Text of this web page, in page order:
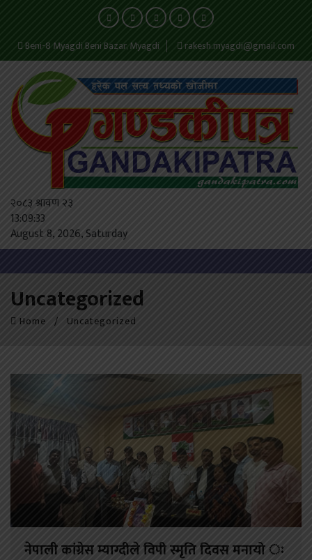
Beni-8 Myagdi Beni Bazar, Myagdi rakesh.myagdi@gmail.com
२०८३ श्रावण २३
13:09:33
August 8, 2026, Saturday
Uncategorized
Home Uncategorized
नेपाली कांग्रेस म्याग्दीले विपी स्मृति दिवस मनायो ः